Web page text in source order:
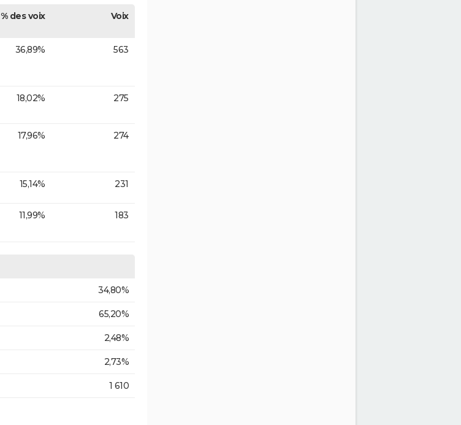
% des voix Voix
36,89% 563
18,02% 275
17,96% 274
15,14% 231
11,99% 183
34,80%
65,20%
2,48%
2,73%
1 610